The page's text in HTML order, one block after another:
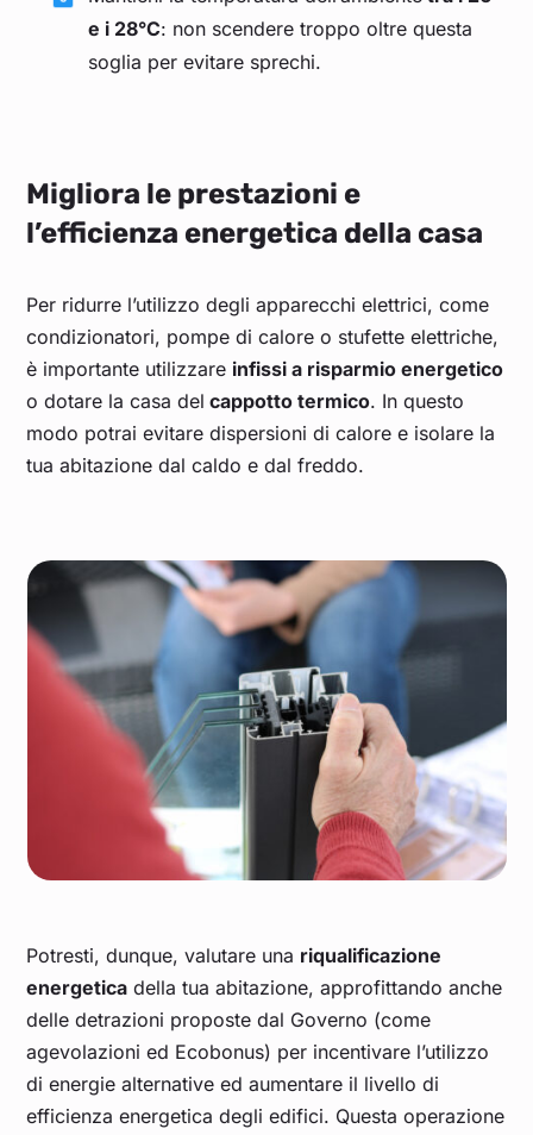
e i 28°C: non scendere troppo oltre questa
soglia per evitare sprechi.
Migliora le prestazioni e
l’efficienza energetica della casa
Per ridurre l’utilizzo degli apparecchi elettrici, come
condizionatori, pompe di calore o stufette elettriche,
è importante utilizzare infissi a risparmio energetico
o dotare la casa del cappotto termico. In questo
modo potrai evitare dispersioni di calore e isolare la
tua abitazione dal caldo e dal freddo.
Potresti, dunque, valutare una riqualificazione
energetica della tua abitazione, approfittando anche
delle detrazioni proposte dal Governo (come
agevolazioni ed Ecobonus) per incentivare l’utilizzo
di energie alternative ed aumentare il livello di
efficienza energetica degli edifici. Questa operazione